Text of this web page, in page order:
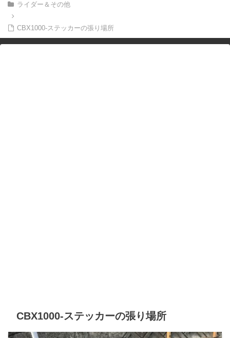
ライダー＆その他
CBX1000-ステッカーの張り場所
CBX1000-ステッカーの張り場所